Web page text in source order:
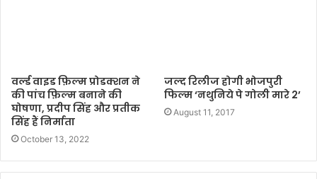
वर्ल्ड वाइड फ़िल्म प्रोडक्शन ने
की पांच फ़िल्म बनाने की
घोषणा, प्रदीप सिंह और प्रतीक
सिंह हैं निर्माता
October 13, 2022
जल्‍द रिलीज होगी भोजपुरी
फिल्‍म ‘नथुनिये पे गोली मारे 2’
August 11, 2017